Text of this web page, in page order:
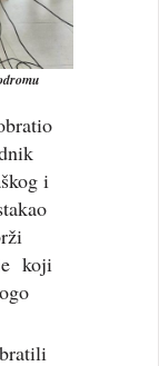
i
koji